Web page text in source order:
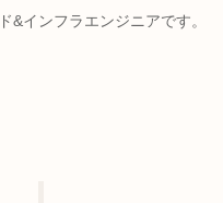
インフラエンジニアです。